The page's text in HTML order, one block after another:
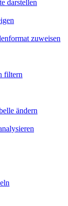
darstellen
zuweisen
filtern
ändern